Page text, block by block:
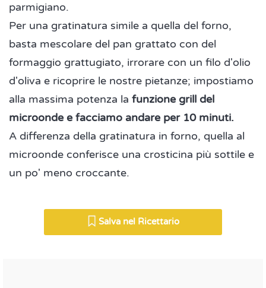
parmigiano.
Per una gratinatura simile a quella del forno,
basta mescolare del pan grattato con del
formaggio grattugiato, irrorare con un filo d'olio
d'oliva e ricoprire le nostre pietanze; impostiamo
alla massima potenza la funzione grill del
microonde e facciamo andare per 10 minuti.
A differenza della gratinatura in forno, quella al
microonde conferisce una crosticina più sottile e
un po' meno croccante.
Salva nel Ricettario